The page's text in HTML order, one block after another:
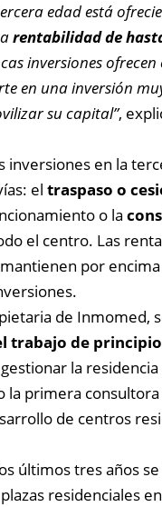
edad está
rentabilidad de
inversiones
en una inversión
su capital”,
inversiones en la
el traspaso o
o la
el centro. Las
por
de Inmomed,
trabajo de
la residencia
la primera consultora
de centros
últimos tres años
residenciales